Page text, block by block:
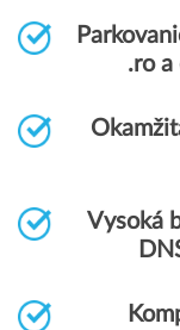
.ro
Vysoká